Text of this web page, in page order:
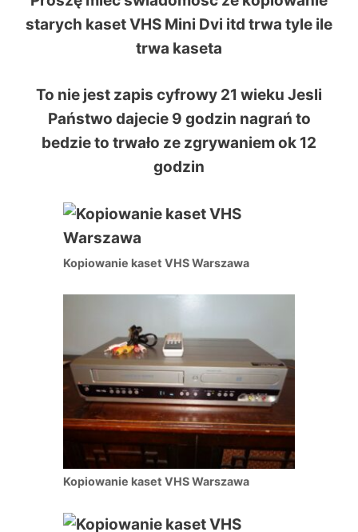
starych kaset VHS Mini Dvi itd trwa tyle ile
trwa kaseta
To nie jest zapis cyfrowy 21 wieku Jesli
Państwo dajecie 9 godzin nagrań to
bedzie to trwało ze zgrywaniem ok 12
godzin
Kopiowanie kaset VHS Warszawa
Kopiowanie kaset VHS Warszawa